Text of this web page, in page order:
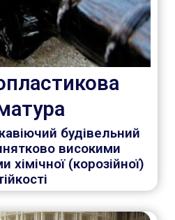
будівельний
високими
хімічної (корозійної)